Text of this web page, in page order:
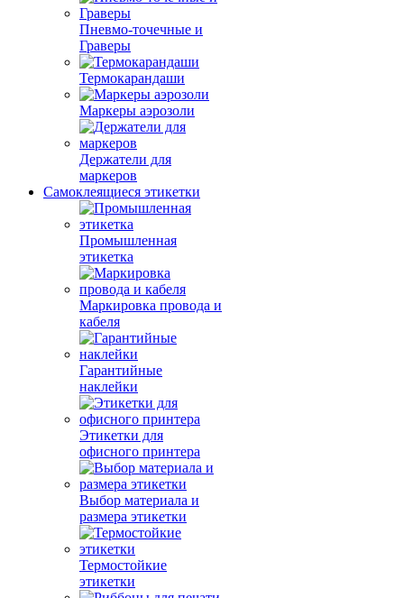
Пневмо-точечные и
Граверы
Термокарандаши
Маркеры аэрозоли
Держатели для
маркеров
Самоклеящиеся этикетки
Промышленная
этикетка
Маркировка провода и
кабеля
Гарантийные
наклейки
Этикетки для
офисного принтера
Выбор материала и
размера этикетки
Термостойкие
этикетки